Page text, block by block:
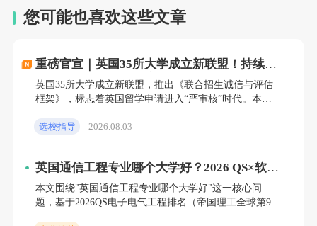
此，留学生还是最好在出国前把档案存放到指定位置或地
学校保管
您可能也喜欢这些文章
重磅官宣｜英国35所大学成立新联盟！持续多
年的“宽进”假象，彻底破灭
英国35所大学成立新联盟，推出《联合招生诚信与评估
框架》，标志着英国留学申请进入“严审核”时代。本文
假”与“分数通胀
选校指导 2026.08.03
英国通信工程专业哪个大学好？2026 QS×软科
双榜解读与本科/硕士择校全指南
本文围绕"英国通信工程专业哪个大学好"这一核心问
题，基于2026QS电子电气工程排名（帝国理工全球第9、